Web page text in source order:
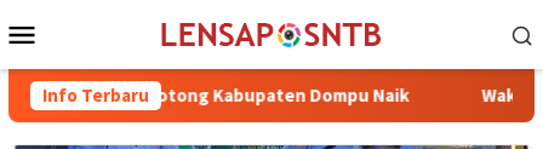
ke
Mobile
Info Terbaru
Potong Kabupaten Dompu Naik Wakil Bupati